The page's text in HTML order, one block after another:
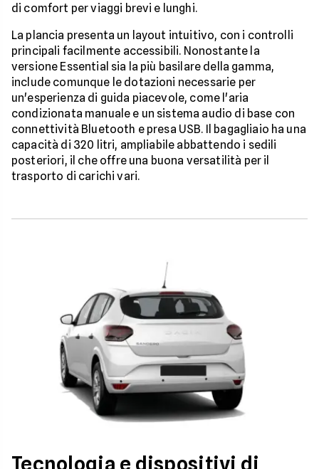
di comfort per viaggi brevi e lunghi.
La plancia presenta un layout intuitivo, con i controlli
principali facilmente accessibili. Nonostante la
versione Essential sia la più basilare della gamma,
include comunque le dotazioni necessarie per
un'esperienza di guida piacevole, come l'aria
condizionata manuale e un sistema audio di base con
connettività Bluetooth e presa USB. Il bagagliaio ha una
capacità di 320 litri, ampliabile abbattendo i sedili
posteriori, il che offre una buona versatilità per il
trasporto di carichi vari.